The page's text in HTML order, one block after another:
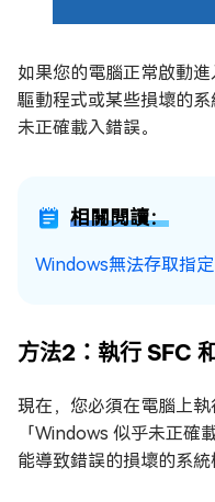
如果您的電腦正常啟動
驅動程式或某些損壞的
未正確載入錯誤。
相關閱讀：
Windows無法存取指
方法2：執行 SFC
現在，您必須在電腦上
「Windows 似乎未正確
能導致錯誤的損壞的系統